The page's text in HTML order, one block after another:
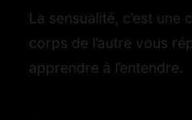
La sensualité, c’est une
corps de l’autre vous
apprendre à l’entendre.